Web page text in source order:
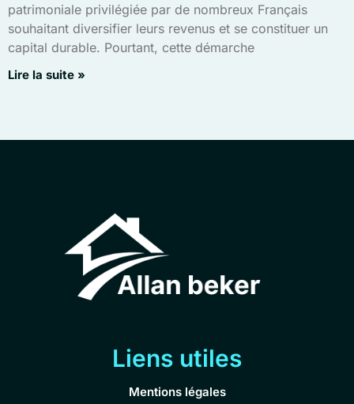
patrimoniale privilégiée par de nombreux Français
souhaitant diversifier leurs revenus et se constituer un
capital durable. Pourtant, cette démarche
Lire la suite »
Liens utiles
Mentions légales